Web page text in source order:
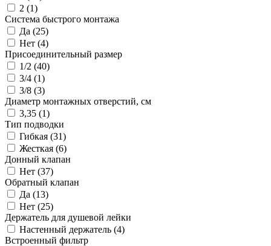
2 (1)
Система быстрого монтажа
Да (25)
Нет (4)
Присоединительный размер
1/2 (40)
3/4 (1)
3/8 (3)
Диаметр монтажных отверстий, см
3,35 (1)
Тип подводки
Гибкая (31)
Жесткая (6)
Донный клапан
Нет (37)
Обратный клапан
Да (13)
Нет (25)
Держатель для душевой лейки
Настенный держатель (4)
Встроенный фильтр